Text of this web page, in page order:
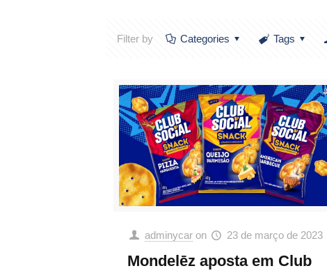
Filter by Categories Tags
adminycar on 23 de março de 2023
Mondelēz aposta em Club